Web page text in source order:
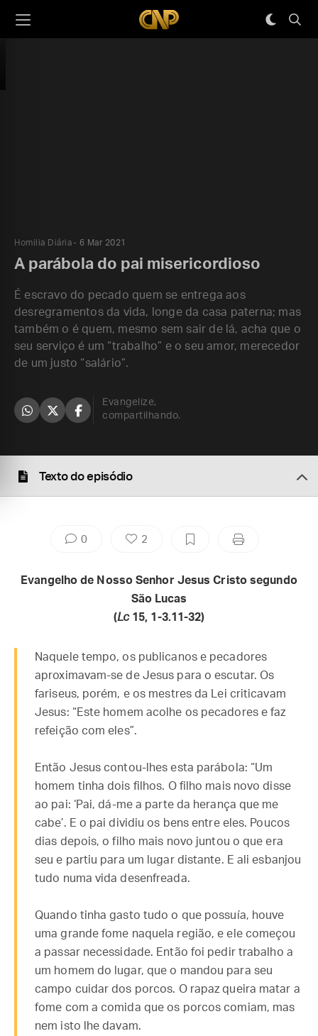
Homilia Diária 6 Mar 2021
A parábola do pai misericordioso
É escravo do pecado quem se entrega aos
desregramentos da vida, longe da casa paterna; mas
também o é quem, mesmo sem sair de lá, acha que o
seu serviço é um “trabalho” e o seu amor, merecedor
de um justo “salário”.
Evangelize,
compartilhando.
Texto do episódio
0 2
Evangelho de Nosso Senhor Jesus Cristo segundo
São Lucas
(Lc 15, 1-3.11-32)
Naquele tempo, os publicanos e pecadores
aproximavam-se de Jesus para o escutar. Os
fariseus, porém, e os mestres da Lei criticavam
Jesus: “Este homem acolhe os pecadores e faz
refeição com eles”.
Então Jesus contou-lhes esta parábola: “Um
homem tinha dois filhos. O filho mais novo disse
ao pai: ‘Pai, dá-me a parte da herança que me
cabe’. E o pai dividiu os bens entre eles. Poucos
dias depois, o filho mais novo juntou o que era
seu e partiu para um lugar distante. E ali esbanjou
tudo numa vida desenfreada.
Quando tinha gasto tudo o que possuía, houve
uma grande fome naquela região, e ele começou
a passar necessidade. Então foi pedir trabalho a
um homem do lugar, que o mandou para seu
campo cuidar dos porcos. O rapaz queira matar a
fome com a comida que os porcos comiam, mas
nem isto lhe davam.